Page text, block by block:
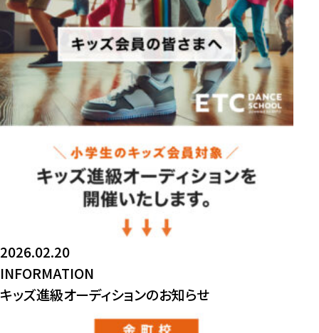
2026.02.20
INFORMATION
キッズ進級オーディションのお知らせ